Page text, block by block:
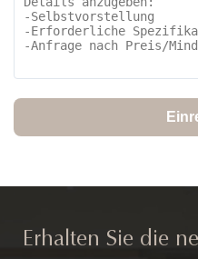
Erhalten Sie die